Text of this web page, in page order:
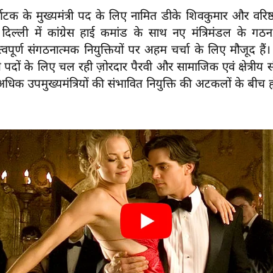
के मुख्यमंत्री पद के लिए नामित डीके शिवकुमार और वरिष्ठ
में कांग्रेस हाई कमांड के साथ नए मंत्रिमंडल के
संगठनात्मक नियुक्तियों पर अहम चर्चा के लिए मौजूद
पदों के लिए चल रही ज़ोरदार पैरवी और सामाजिक एवं
उपमुख्यमंत्रियों की संभावित नियुक्ति की अटकलों के बीच